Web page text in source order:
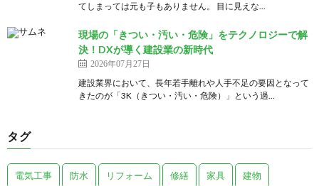
てしまっては元も子もありません。 目に見えな...
現場の「きつい・汚い・危険」をテクノロジーで解
決！DXが導く建設業の新時代
2026年07月27日
建設業界において、長年若手離れや人手不足の要因となって
きたのが「3K（きつい・汚い・危険）」という過...
タグ
電気工事 防水 リフォーム 修繕 家具 建物